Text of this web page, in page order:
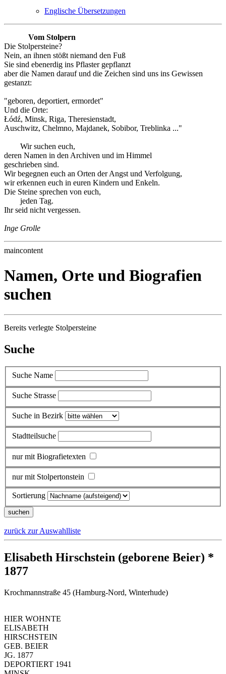
Englische Übersetzungen
Vom Stolpern
Die Stolpersteine?
Nein, an ihnen stößt niemand den Fuß
Sie sind ebenerdig ins Pflaster gepflanzt
aber die Namen darauf und die Zeichen sind uns ins Gewissen
gestanzt:
"geboren, deportiert, ermordet"
Und die Orte:
Łódź, Minsk, Riga, Theresienstadt,
Auschwitz, Chelmno, Majdanek, Sobibor, Treblinka ..."
Wir suchen euch,
deren Namen in den Archiven und im Himmel
geschrieben sind.
Wir begegnen euch an Orten der Angst und Verfolgung,
wir erkennen euch in euren Kindern und Enkeln.
Die Steine sprechen von euch,
jeden Tag.
Ihr seid nicht vergessen.
Inge Grolle
maincontent
Namen, Orte und Biografien
suchen
Bereits verlegte Stolpersteine
Suche
Suche Name
Suche Strasse
Suche in Bezirk
Stadtteilsuche
nur mit Biografietexten
nur mit Stolpertonstein
Sortierung
zurück zur Auswahlliste
Elisabeth Hirschstein (geborene Beier) *
1877
Krochmannstraße 45 (Hamburg-Nord, Winterhude)
HIER WOHNTE
ELISABETH
HIRSCHSTEIN
GEB. BEIER
JG. 1877
DEPORTIERT 1941